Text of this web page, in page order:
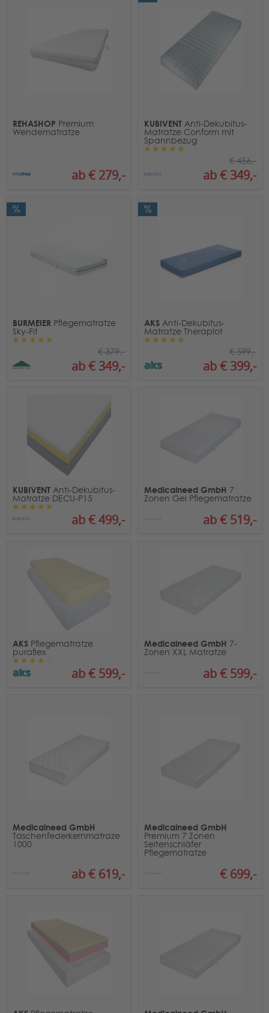
REHASHOP Premium
Wendematratze
ab € 279,-
KUBIVENT Anti-Dekubitus-
Matratze Conform mit
Spannbezug
ab € 349,-
€ 456,-
BURMEIER Pflegematratze
Sky-Fit
ab € 349,-
€ 379,-
AKS Anti-Dekubitus-
Matratze Theraplot
ab € 399,-
€ 599,-
KUBIVENT Anti-Dekubitus-
Matratze DECU-P15
ab € 499,-
Medicalneed GmbH 7
Zonen Gel Pflegematratze
ab € 519,-
AKS Pflegematratze
puraflex
ab € 599,-
Medicalneed GmbH 7-
Zonen XXL Matratze
ab € 599,-
Medicalneed GmbH
Taschenfederkernmatraze
1000
ab € 619,-
Medicalneed GmbH
Premium 7 Zonen
Seitenschläfer
Pflegematratze
€ 699,-